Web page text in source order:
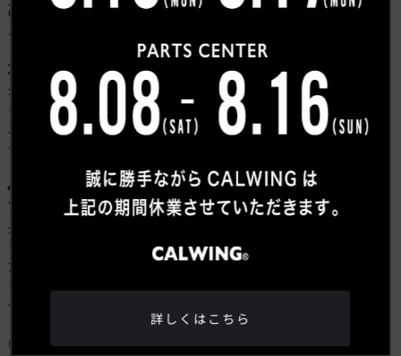
高強度スチールフレームやアルミボディ、専用設計のサ
3.長年の歴史で積み重ねられた実績
長年のデータとフィードバックをもとに、世代を重ねる
ごとに進化し続けています。
エンジンを始動した瞬間に伝わる確かな安心感。それこ
そが、長く使い続けられるトラックである証です。
4.高強度スチールラダーフレーム&頑丈なミルスペック
アルミボディ
長強靭で合成に優れた高強度鋼のフレームを採用。
フレームは最先端のロールプレス工程を経て製造される
ため、軽量化も実現しています。
さらに、FORD全車種で唯一、ミルスペックのアルミボ
ディを採用。アルミボディによる軽量化でパワーウエイ
トレシオを向上させており、最大牽引定格を引き上げて
います。
詳しくはこちら